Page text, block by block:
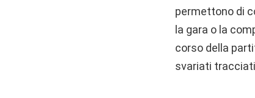
permettono di
la gara o la
corso della
svariati